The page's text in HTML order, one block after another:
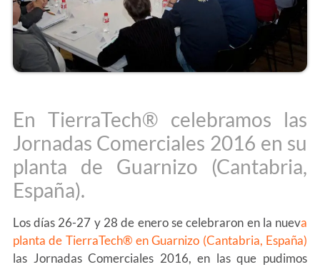
En TierraTech® celebramos las
Jornadas Comerciales 2016 en su
planta de Guarnizo (Cantabria,
España).
Los días 26-27 y 28 de enero se celebraron en la nueva
planta de TierraTech® en Guarnizo (Cantabria, España)
las Jornadas Comerciales 2016, en las que pudimos